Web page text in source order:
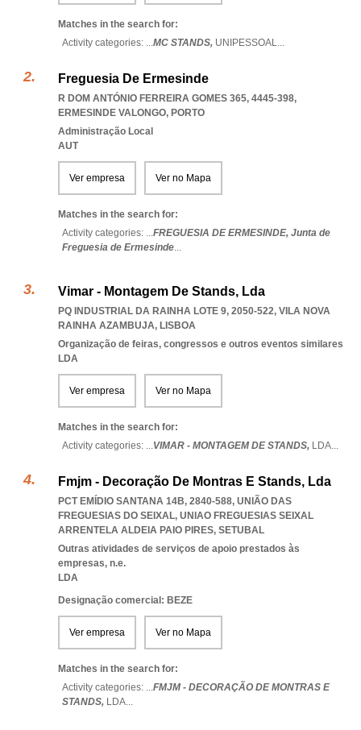
Matches in the search for:
Activity categories: ...MC STANDS, UNIPESSOAL...
Freguesia De Ermesinde
R DOM ANTÓNIO FERREIRA GOMES 365, 4445-398,
ERMESINDE VALONGO, PORTO
Administração Local
AUT
Ver empresa Ver no Mapa
Matches in the search for:
Activity categories: ...FREGUESIA DE ERMESINDE, Junta de
Freguesia de Ermesinde...
Vimar - Montagem De Stands, Lda
PQ INDUSTRIAL DA RAINHA LOTE 9, 2050-522, VILA NOVA
RAINHA AZAMBUJA, LISBOA
Organização de feiras, congressos e outros eventos similares
LDA
Ver empresa Ver no Mapa
Matches in the search for:
Activity categories: ...VIMAR - MONTAGEM DE STANDS, LDA...
Fmjm - Decoração De Montras E Stands, Lda
PCT EMÍDIO SANTANA 14B, 2840-588, UNIÃO DAS
FREGUESIAS DO SEIXAL, UNIAO FREGUESIAS SEIXAL
ARRENTELA ALDEIA PAIO PIRES, SETUBAL
Outras atividades de serviços de apoio prestados às
empresas, n.e.
LDA
Designação comercial: BEZE
Ver empresa Ver no Mapa
Matches in the search for:
Activity categories: ...FMJM - DECORAÇÃO DE MONTRAS E
STANDS, LDA...